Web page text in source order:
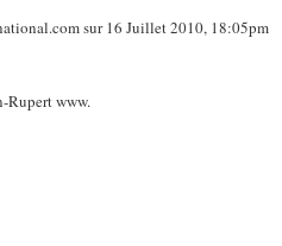
sur 16 Juillet 2010, 18:05pm